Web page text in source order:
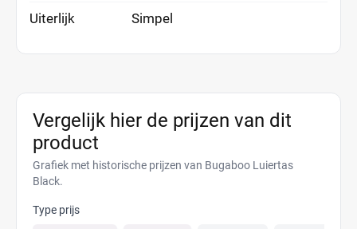
Uiterlijk Simpel
Vergelijk hier de prijzen van dit
product
Grafiek met historische prijzen van Bugaboo Luiertas
Black.
Type prijs